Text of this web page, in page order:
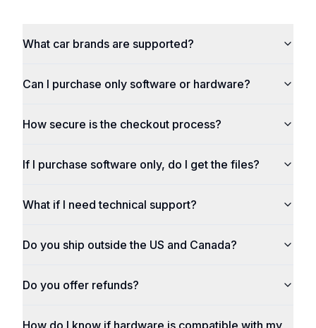
What car brands are supported?
Can I purchase only software or hardware?
How secure is the checkout process?
If I purchase software only, do I get the files?
What if I need technical support?
Do you ship outside the US and Canada?
Do you offer refunds?
How do I know if hardware is compatible with my